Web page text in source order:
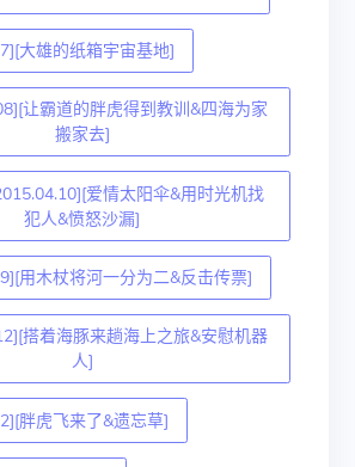
大雄的纸箱宇宙基地]
让霸道的胖虎得到教训&四海为家
搬家去]
爱情太阳伞&用时光机找
犯人&愤怒沙漏]
用木杖将河一分为二&反击传票]
搭着海豚来趟海上之旅&安慰机器
人]
胖虎飞来了&遗忘草]